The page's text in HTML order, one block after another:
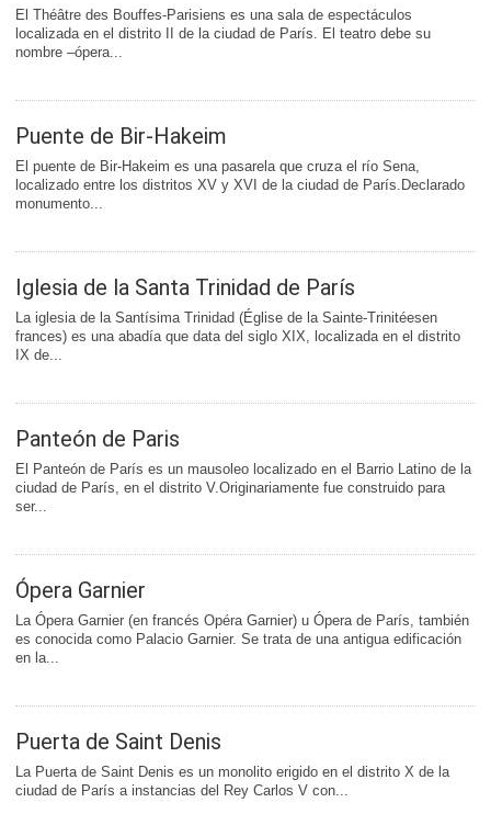
El Théâtre des Bouffes-Parisiens es una sala de espectáculos
localizada en el distrito II de la ciudad de París. El teatro debe su
nombre –ópera...
Puente de Bir-Hakeim
El puente de Bir-Hakeim es una pasarela que cruza el río Sena,
localizado entre los distritos XV y XVI de la ciudad de París.Declarado
monumento...
Iglesia de la Santa Trinidad de París
La iglesia de la Santísima Trinidad (Église de la Sainte-Trinitéesen
frances) es una abadía que data del siglo XIX, localizada en el distrito
IX de...
Panteón de Paris
El Panteón de París es un mausoleo localizado en el Barrio Latino de la
ciudad de París, en el distrito V.Originariamente fue construido para
ser...
Ópera Garnier
La Ópera Garnier (en francés Opéra Garnier) u Ópera de París, también
es conocida como Palacio Garnier. Se trata de una antigua edificación
en la...
Puerta de Saint Denis
La Puerta de Saint Denis es un monolito erigido en el distrito X de la
ciudad de París a instancias del Rey Carlos V con...